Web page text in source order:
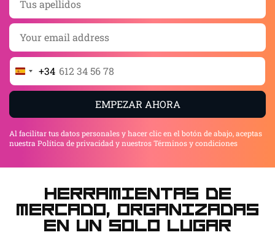
Spain
+34
+34
EMPEZAR AHORA
Al facilitar tus datos personales y hacer clic en el botón de abajo, aceptas
nuestra Política de privacidad y nuestros Términos y condiciones
Herramientas de
mercado, organizadas
en un solo lugar